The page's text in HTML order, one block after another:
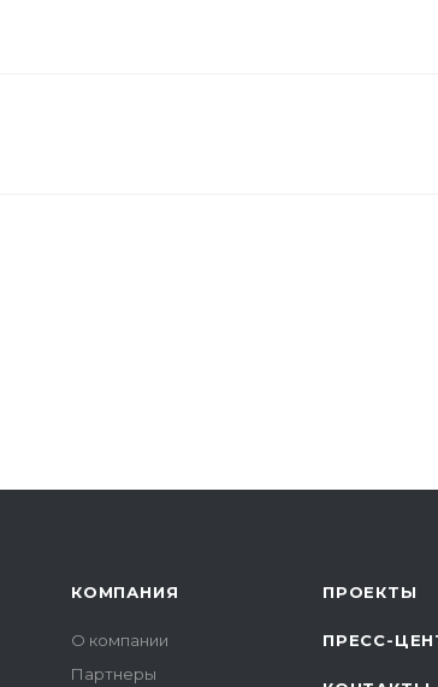
КОМПАНИЯ
О компании
Партнеры
ПРОЕКТЫ
ПРЕСС-